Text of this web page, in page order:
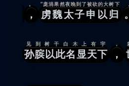
，
。
虏魏太子申以归
”庞涓果然夜晚到了被砍的大树下
。
孙膑以此名显天下
见到树干白木上有宇
，
，